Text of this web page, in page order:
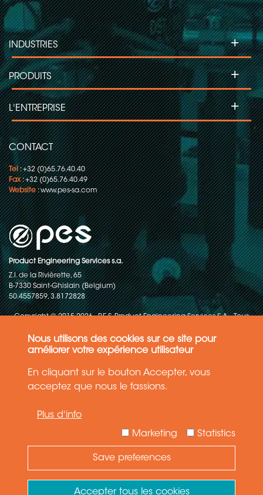
Nous utilisons des cookies sur ce site pour
améliorer votre expérience utilisateur
En cliquant sur le bouton Accepter, vous
acceptez que nous le fassions.
Plus d'info
Statistics
Marketing
Save preferences
Accepter tous les cookies
CONTACT
Tel: +32 (0)65.76.40.40
Fax: +32 (0)65.76.40.49
Website:www.pes-sa.com
Product Engineering Services s.a.
Z.I. de la Rivièrette, 65
B-7330 Saint-Ghislain (Belgium)
50.4557859, 3.8172828
INDUSTRIES +
PRODUITS +
L'ENTREPRISE +
Copyright © 2015-2026 - P.E.S. Product Engineering Services S.A. - Tous
Politique de protection des données
Conditions générales de ventes
récent de la technique. Les détails et les spécifications sont
Need Help ?
Ask your question